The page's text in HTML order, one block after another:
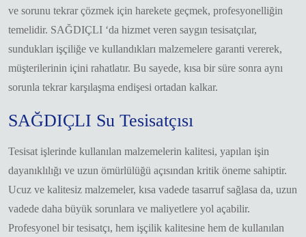
ve sorunu tekrar çözmek için harekete geçmek, profesyonelliğin
temelidir. SAĞDIÇLI ‘da hizmet veren saygın tesisatçılar,
sundukları işçiliğe ve kullandıkları malzemelere garanti vererek,
müşterilerinin içini rahatlatır. Bu sayede, kısa bir süre sonra aynı
sorunla tekrar karşılaşma endişesi ortadan kalkar.
SAĞDIÇLI Su Tesisatçısı
Tesisat işlerinde kullanılan malzemelerin kalitesi, yapılan işin
dayanıklılığı ve uzun ömürlülüğü açısından kritik öneme sahiptir.
Ucuz ve kalitesiz malzemeler, kısa vadede tasarruf sağlasa da, uzun
vadede daha büyük sorunlara ve maliyetlere yol açabilir.
Profesyonel bir tesisatçı, hem işçilik kalitesine hem de kullanılan